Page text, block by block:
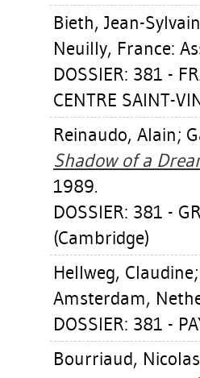
Bieth, Jean-Sylvain
Neuilly, France:
DOSSIER: 381 -
CENTRE SAINT-
Reinaudo, Alain;
Shadow of a
1989.
DOSSIER: 381 -
(Cambridge)
Hellweg, Claudine
Amsterdam,
DOSSIER: 381 -
Bourriaud, Nicolas